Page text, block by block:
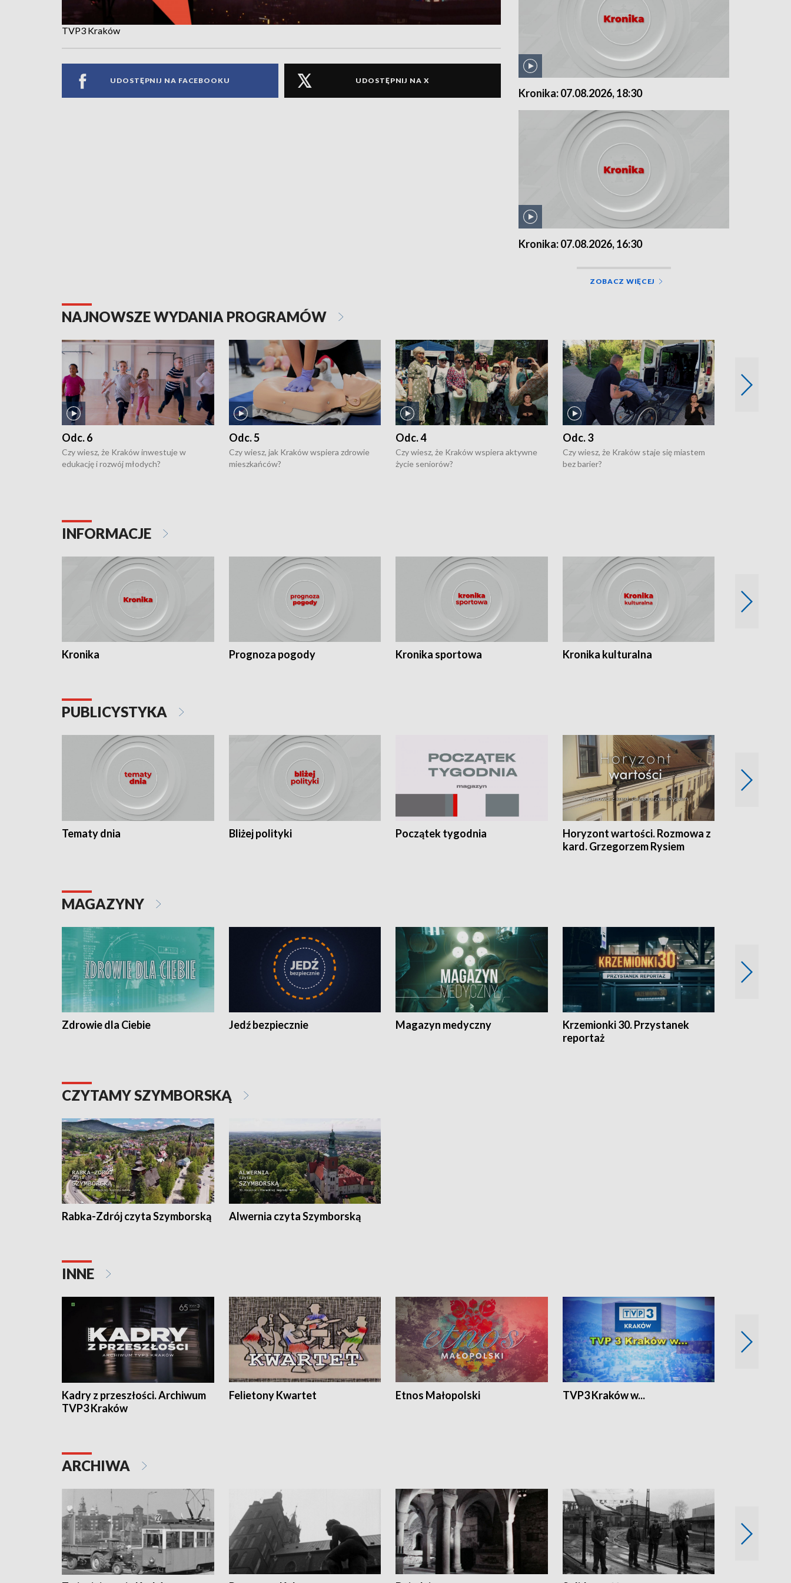
TVP3 Kraków
UDOSTĘPNIJ NA FACEBOOKU UDOSTĘPNIJ NA X
Kronika: 07.08.2026, 18:30
Kronika: 07.08.2026, 16:30
ZOBACZ WIĘCEJ
NAJNOWSZE WYDANIA PROGRAMÓW
Odc. 6
Czy wiesz, że Kraków inwestuje w
edukację i rozwój młodych?
Odc. 5
Czy wiesz, jak Kraków wspiera zdrowie
mieszkańców?
Odc. 4
Czy wiesz, że Kraków wspiera aktywne
życie seniorów?
Odc. 3
Czy wiesz, że Kraków staje się miastem
bez barier?
INFORMACJE
Kronika Prognoza pogody Kronika sportowa Kronika kulturalna
PUBLICYSTYKA
Tematy dnia Bliżej polityki Początek tygodnia
Horyzont wartości. Rozmowa z
kard. Grzegorzem Rysiem
MAGAZYNY
Zdrowie dla Ciebie Jedź bezpiecznie Magazyn medyczny
Krzemionki 30. Przystanek
reportaż
CZYTAMY SZYMBORSKĄ
Rabka-Zdrój czyta Szymborską Alwernia czyta Szymborską
INNE
Kadry z przeszłości. Archiwum
TVP3 Kraków
Felietony Kwartet Etnos Małopolski TVP3 Kraków w...
ARCHIWA